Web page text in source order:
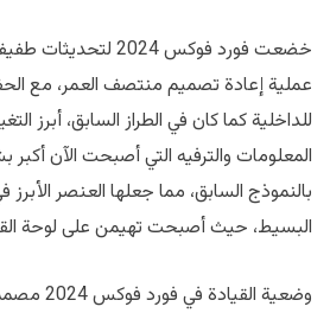
خضعت فورد فوكس 2024
عملية إعادة تصميم منتصف العمر، مع
للداخلية كما كان في الطراز السابق، أبرز
المعلومات والترفيه التي أصبحت الآن
بالنموذج السابق، مما جعلها العنصر
البسيط، حيث أصبحت تهيمن على لوحة
وضعية